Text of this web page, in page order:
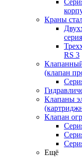
Краны
RS 3
(клапан
Клапаны
Клапан
Ещё